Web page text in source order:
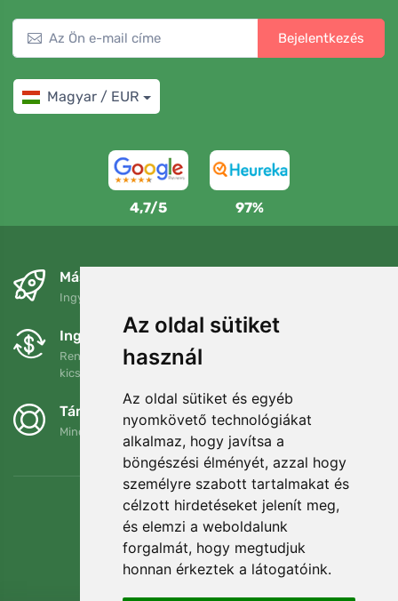
Az oldal sütiket
használ
Az oldal sütiket és egyéb
nyomkövető technológiákat
alkalmaz, hogy javítsa a
böngészési élményét, azzal hogy
személyre szabott tartalmakat és
célzott hirdetéseket jelenít meg,
és elemzi a weboldalunk
forgalmát, hogy megtudjuk
honnan érkeztek a látogatóink.
Bejelentkezés
Magyar / EUR
4,7/5 97%
Másnapra és ingyenesen
Ingyenes szállítás a következő összeg felett: 80 EUR
Ingyenes csere és visszaküldés
Rendelését 90 napon belül bármikor visszaküldheti vagy
kicserélheti.
Támogatjuk a Trees.org-ot
Minden megrendelésért ültetünk egy fát! Bővebben